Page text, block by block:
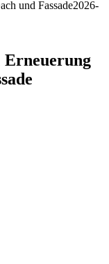
und Fassade2026-